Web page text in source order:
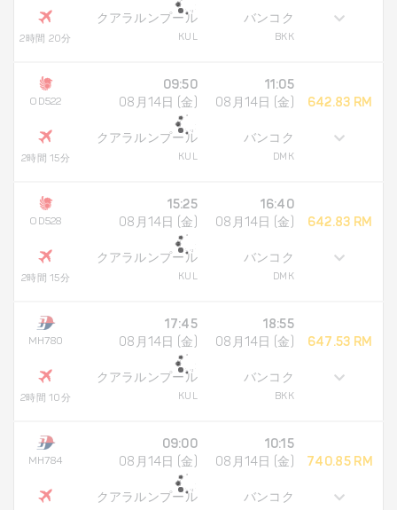
2時間 20分
クアラルンプール
KUL
バンコク
BKK
OD522
2時間 15分
09:50
08月14日 (金)
クアラルンプール
KUL
11:05
08月14日 (金)
バンコク
DMK
642.83 RM
OD528
2時間 15分
15:25
08月14日 (金)
クアラルンプール
KUL
16:40
08月14日 (金)
バンコク
DMK
642.83 RM
MH780
2時間 10分
17:45
08月14日 (金)
クアラルンプール
KUL
18:55
08月14日 (金)
バンコク
BKK
647.53 RM
MH784
09:00
08月14日 (金)
クアラルンプール
10:15
08月14日 (金)
バンコク
740.85 RM